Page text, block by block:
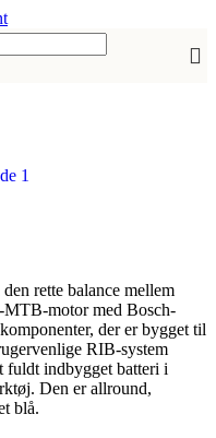
rette balance mellem
motor med Bosch-
der er bygget til
RIB-system
fuldt indbygget batteri i
Den er allround,
blå.